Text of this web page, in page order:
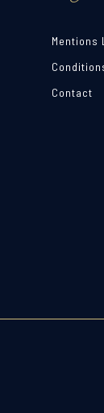
Mentions
Contact